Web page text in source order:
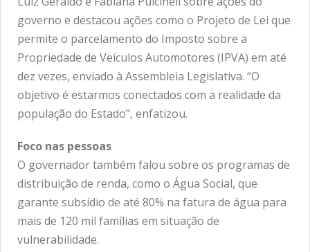
governo e destacou ações como o Projeto de Lei que
permite o parcelamento do Imposto sobre a
Propriedade de Veículos Automotores (IPVA) em até
dez vezes, enviado à Assembleia Legislativa. “O
objetivo é estarmos conectados com a realidade da
população do Estado”, enfatizou.
Foco nas pessoas
O governador também falou sobre os programas de
distribuição de renda, como o Água Social, que
garante subsídio de até 80% na fatura de água para
mais de 120 mil famílias em situação de
vulnerabilidade.